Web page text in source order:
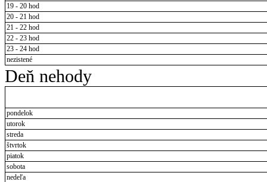
19 - 20 hod
20 - 21 hod
21 - 22 hod
22 - 23 hod
23 - 24 hod
nezistené
Deň nehody
pondelok
utorok
streda
štvrtok
piatok
sobota
nedeľa